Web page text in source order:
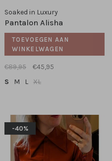
Soaked in Luxury
Pantalon Alisha
TOEVOEGEN AAN
WINKELWAGEN
€89,95
€45,95
S
M L XL
-40%